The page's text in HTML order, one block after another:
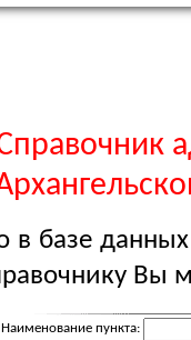
в базе
Вы
Наименование пункта: